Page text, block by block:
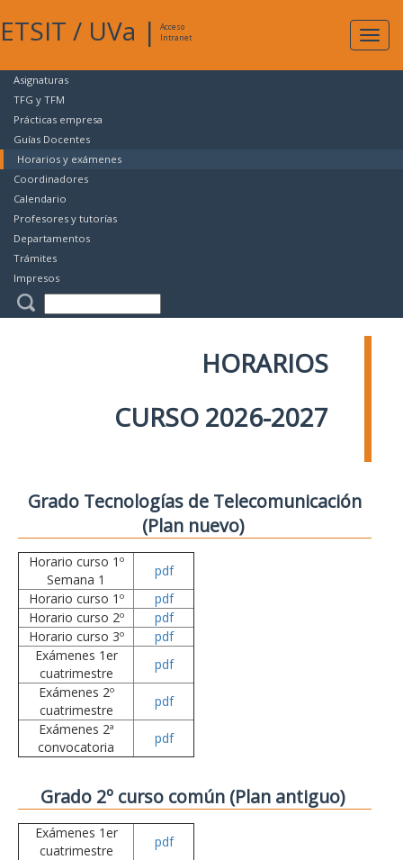
ETSIT / UVa |
Acceso
Intranet
Asignaturas
TFG y TFM
Prácticas empresa
Guías Docentes
Horarios y exámenes
Coordinadores
Calendario
Profesores y tutorías
Departamentos
Trámites
Impresos
HORARIOS
CURSO 2026-2027
Grado Tecnologías de Telecomunicación
(Plan nuevo)
Horario curso 1º
Semana 1
pdf
Horario curso 1º
pdf
Horario curso 2º
pdf
Horario curso 3º
pdf
Exámenes 1er
cuatrimestre
pdf
Exámenes 2º
cuatrimestre
pdf
Exámenes 2ª
convocatoria
pdf
Grado 2º curso común (Plan antiguo)
Exámenes 1er
cuatrimestre
pdf